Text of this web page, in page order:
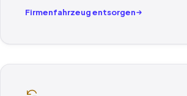
Firmenfahrzeug entsorgen